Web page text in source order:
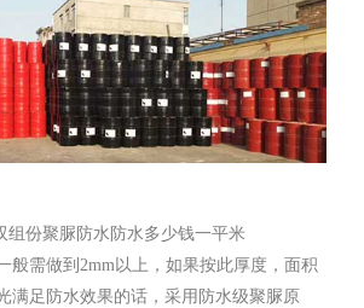
组份聚脲防水防水多少钱一平米
需做到2mm以上，如果按此厚度，面积
满足防水效果的话，采用防水级聚脲原